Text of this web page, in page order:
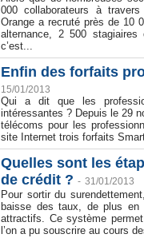
000 collaborateurs à
Orange a recruté près de 10
alternance, 2 500 stagiaires
c’est...
Enfin des forfaits
15/01/2013
Qui a dit que les
intéressantes ? Depuis le 29
télécoms pour les
site Internet trois forfaits
Quelles sont les
de crédit ? - 31/01/2013
Pour sortir du
baisse des taux, de plus en
attractifs. Ce système
l’on a pu souscrire au cours